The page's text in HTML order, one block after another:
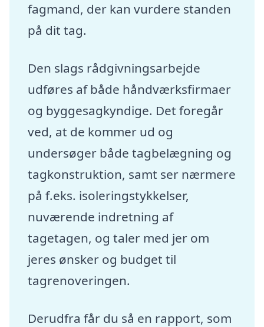
fagmand, der kan vurdere standen
på dit tag.
Den slags rådgivningsarbejde
udføres af både håndværksfirmaer
og byggesagkyndige. Det foregår
ved, at de kommer ud og
undersøger både tagbelægning og
tagkonstruktion, samt ser nærmere
på f.eks. isoleringstykkelser,
nuværende indretning af
tagetagen, og taler med jer om
jeres ønsker og budget til
tagrenoveringen.
Derudfra får du så en rapport, som